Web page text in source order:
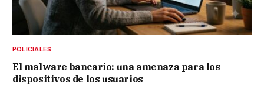
POLICIALES
El malware bancario: una amenaza para los
dispositivos de los usuarios